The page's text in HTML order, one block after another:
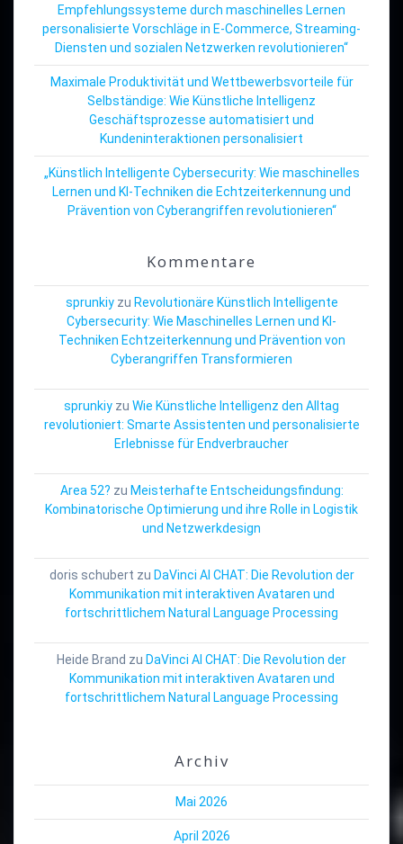
Empfehlungssysteme durch maschinelles Lernen
personalisierte Vorschläge in E-Commerce, Streaming-
Diensten und sozialen Netzwerken revolutionieren“
Maximale Produktivität und Wettbewerbsvorteile für
Selbständige: Wie Künstliche Intelligenz
Geschäftsprozesse automatisiert und
Kundeninteraktionen personalisiert
„Künstlich Intelligente Cybersecurity: Wie maschinelles
Lernen und KI-Techniken die Echtzeiterkennung und
Prävention von Cyberangriffen revolutionieren“
Kommentare
sprunkiyzu Revolutionäre Künstlich Intelligente
Cybersecurity: Wie Maschinelles Lernen und KI-
Techniken Echtzeiterkennung und Prävention von
Cyberangriffen Transformieren
sprunkiy zu Wie Künstliche Intelligenz den Alltag
revolutioniert: Smarte Assistenten und personalisierte
Erlebnisse für Endverbraucher
Area 52? zu Meisterhafte Entscheidungsfindung:
Kombinatorische Optimierung und ihre Rolle in Logistik
und Netzwerkdesign
doris schubert zu DaVinci AI CHAT: Die Revolution der
Kommunikation mit interaktiven Avataren und
fortschrittlichem Natural Language Processing
Heide Brand zu DaVinci AI CHAT: Die Revolution der
Kommunikation mit interaktiven Avataren und
fortschrittlichem Natural Language Processing
Archiv
Mai 2026
April 2026